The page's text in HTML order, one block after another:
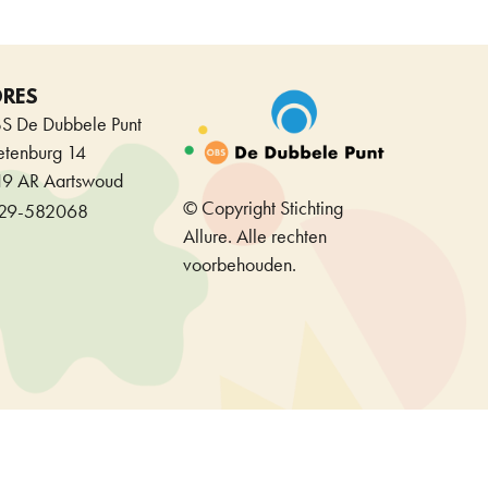
De Dubbele Punt
14
AR Aartswoud
582068
© Copyright Stichting
Allure. Alle rechten
voorbehouden.